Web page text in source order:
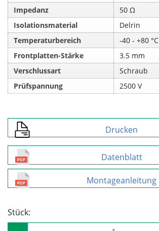
Impedanz
50 Ω
Isolationsmaterial
Delrin
Temperaturbereich
‑40 ‑ +80 °C
Frontplatten-Stärke
3.5 mm
Verschlussart
Schraub
Prüfspannung
2500 V
Drucken
Datenblatt
Montageanleitung
Stück: